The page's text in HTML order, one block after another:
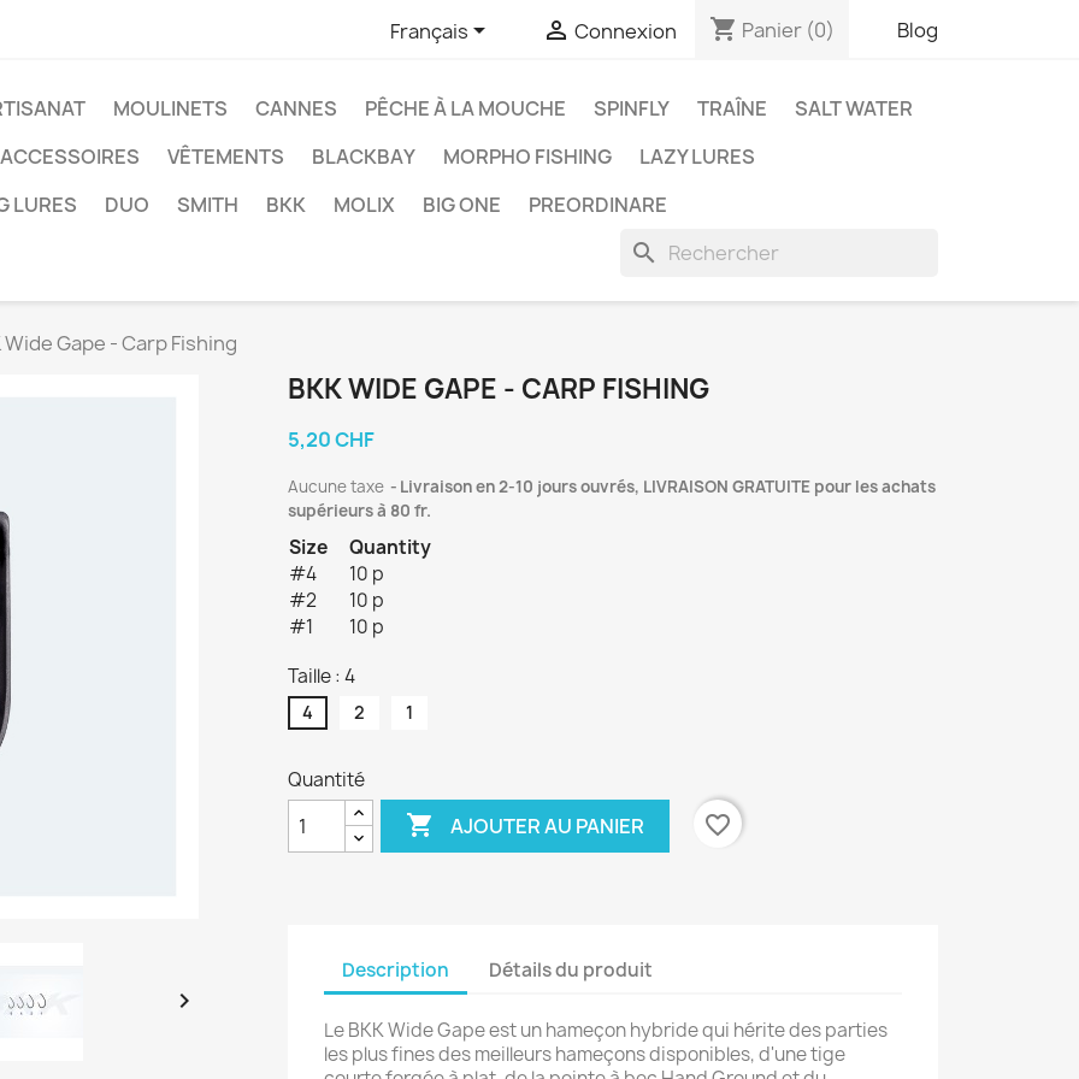
Français  Connexion shopping_cart Panier (0) Blog
MOULINETS CANNES PÊCHE À LA MOUCHE SPINFLY TRAÎNE
SALT WATER
ACCESSOIRES
VÊTEMENTS BLACKBAY MORPHO FISHING
LAZY LURES
LURES
DUO SMITH BKK MOLIX BIG ONE PREORDINARE
search
Wide Gape - Carp Fishing

BKK WIDE GAPE - CARP FISHING
5,20 CHF
Aucune taxe
Livraison en 2-10 jours ouvrés, LIVRAISON GRATUITE pour les achats
supérieurs à 80 fr.
Size
Quantity
#4
10 p
#2
10 p
#1
10 p
Taille : 4
4 2 1
Quantité
 AJOUTER AU PANIER favorite_border
Description Détails du produit
Le BKK Wide Gape est un hameçon hybride qui hérite des parties
les plus fines des meilleurs hameçons disponibles, d'une tige